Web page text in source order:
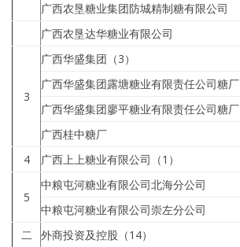
广西农垦糖业集团防城精制糖有限公司
广西农垦达华糖业有限公司
3
广西华盛集团（3）
广西华盛集团露塘糖业有限责任公司糖厂
广西华盛集团廖平糖业有限责任公司糖厂
广西桂中糖厂
4
广西上上糖业有限公司（1）
5
中粮屯河糖业有限公司北海分公司
中粮屯河糖业有限公司崇左分公司
二
外商投资及控股（14）